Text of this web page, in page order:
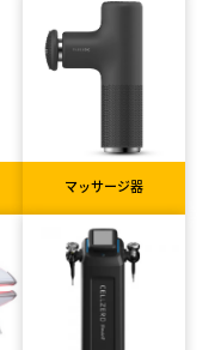
マッサージ器